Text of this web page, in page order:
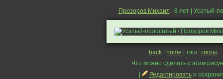
Прозоров Михаил| 8 лет | Усатый-
back home | тэги: тигры
Что можно сделать с этим
Редактироватьи